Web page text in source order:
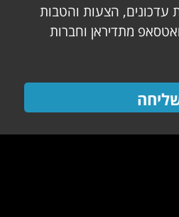
הצעות והטבות
מתדיראן וחברות